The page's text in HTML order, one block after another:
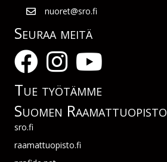
nuoret@sro.fi
Seuraa meitä
Tue työtämme
Suomen Raamattuopisto
sro.fi
raamattuopisto.fi